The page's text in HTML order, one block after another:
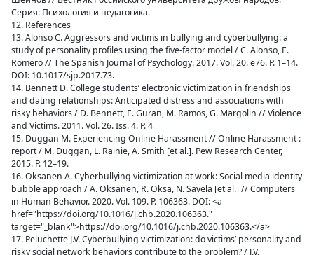
Серия: Психология и педагогика.
12. References
13. Alonso C. Aggressors and victims in bullying and cyberbullying: a
study of personality profiles using the five-factor model / C. Alonso, E.
Romero // The Spanish Journal of Psychology. 2017. Vol. 20. e76. P. 1–14.
DOI: 10.1017/sjp.2017.73.
14. Bennett D. College students’ electronic victimization in friendships
and dating relationships: Anticipated distress and associations with
risky behaviors / D. Bennett, E. Guran, M. Ramos, G. Margolin // Violence
and Victims. 2011. Vol. 26. Iss. 4. P. 4
15. Duggan M. Experiencing Online Harassment // Online Harassment :
report / M. Duggan, L. Rainie, A. Smith [et al.]. Pew Research Center,
2015. P. 12–19.
16. Oksanen A. Cyberbullying victimization at work: Social media identity
bubble approach / A. Oksanen, R. Oksa, N. Savela [et al.] // Computers
in Human Behavior. 2020. Vol. 109. P. 106363. DOI: <a
href="https://doi.org/10.1016/j.chb.2020.106363."
target="_blank">https://doi.org/10.1016/j.chb.2020.106363.</a>
17. Peluchette J.V. Cyberbullying victimization: do victims’ personality and
risky social network behaviors contribute to the problem? / J.V.